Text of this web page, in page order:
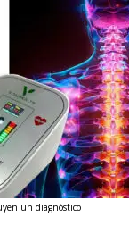
un diagnóstico